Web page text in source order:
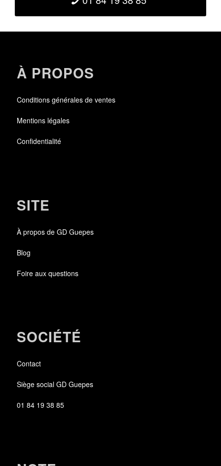
À PROPOS
Conditions générales de ventes
Mentions légales
Confidentialité
SITE
À propos de GD Guepes
Blog
Foire aux questions
SOCIÉTÉ
Contact
Siège social GD Guepes
01 84 19 38 85